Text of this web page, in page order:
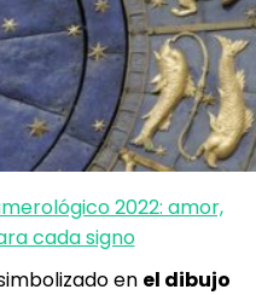
2022: amor,
cada signo
en el dibujo